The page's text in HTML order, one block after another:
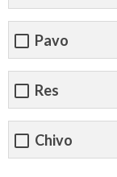
Pavo
Res
Chivo